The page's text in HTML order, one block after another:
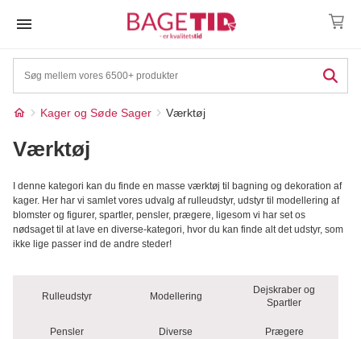
Kager og Søde Sager Værktøj
Værktøj
I denne kategori kan du finde en masse værktøj til bagning og dekoration af
kager. Her har vi samlet vores udvalg af rulleudstyr, udstyr til modellering af
blomster og figurer, spartler, pensler, prægere, ligesom vi har set os
nødsaget til at lave en diverse-kategori, hvor du kan finde alt det udstyr, som
ikke lige passer ind de andre steder!
Rulleudstyr Modellering
Dejskraber og
Spartler
Pensler Diverse Prægere